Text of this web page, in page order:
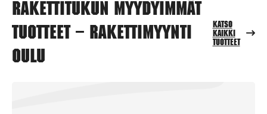
Rakettitukun myydyimmät
tuotteet – Rakettimyynti
Oulu
Katso
kaikki
tuotteet